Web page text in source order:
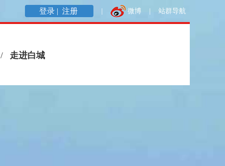
站群导航
微博
登录 | 注册
/ 走进白城